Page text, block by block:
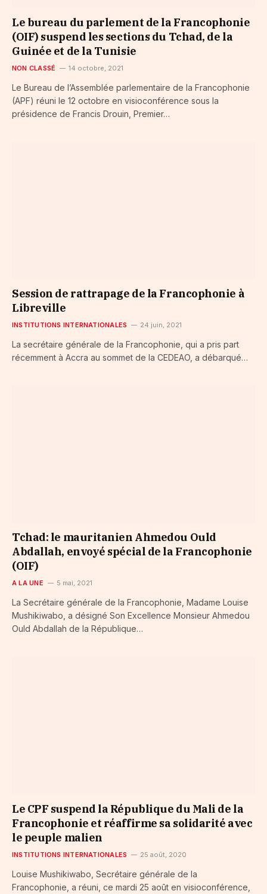
Le bureau du parlement de la Francophonie
(OIF) suspend les sections du Tchad, de la
Guinée et de la Tunisie
NON CLASSÉ 14 octobre, 2021
Le Bureau de l’Assemblée parlementaire de la Francophonie
(APF) réuni le 12 octobre en visioconférence sous la
présidence de Francis Drouin, Premier…
Session de rattrapage de la Francophonie à
Libreville
INSTITUTIONS INTERNATIONALES 24 juin, 2021
La secrétaire générale de la Francophonie, qui a pris part
récemment à Accra au sommet de la CEDEAO, a débarqué…
Tchad: le mauritanien Ahmedou Ould
Abdallah, envoyé spécial de la Francophonie
(OIF)
A LA UNE 5 mai, 2021
La Secrétaire générale de la Francophonie, Madame Louise
Mushikiwabo, a désigné Son Excellence Monsieur Ahmedou
Ould Abdallah de la République…
Le CPF suspend la République du Mali de la
Francophonie et réaffirme sa solidarité avec
le peuple malien
INSTITUTIONS INTERNATIONALES 25 août, 2020
Louise Mushikiwabo, Secrétaire générale de la
Francophonie, a réuni, ce mardi 25 août en visioconférence,